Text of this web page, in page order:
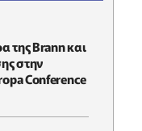
της Brann και
στην
Conference